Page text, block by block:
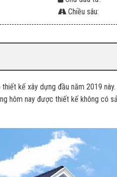
Chiều sâu:
kế xây dựng đầu năm 2019
hôm nay được thiết kế không có